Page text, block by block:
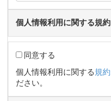
個人情報利用に関する規約
同意する
個人情報利用に関する規約
ださい。